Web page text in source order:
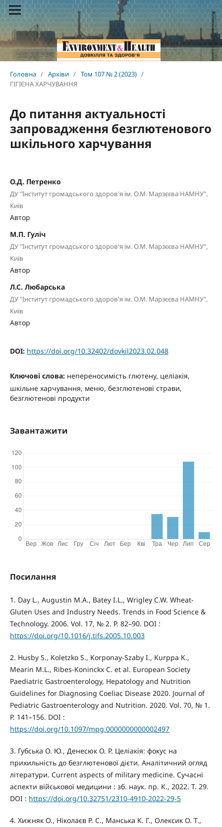
Головна / Архіви / Том 107 № 2 (2023) /
ГІГІЄНА ХАРЧУВАННЯ
До питання актуальності
запровадження безглютенового
шкільного харчування
О.Д. Петренко
ДУ "Інститут громадського здоров'я ім. О.М. Марзєєва НАМНУ",
Київ
Автор
М.П. Гуліч
ДУ "Інститут громадського здоров'я ім. О.М. Марзєєва НАМНУ",
Київ
Автор
Л.С. Любарська
ДУ "Інститут громадського здоров'я ім. О.М. Марзєєва НАМНУ",
Київ
Автор
DOI: https://doi.org/10.32402/dovkil2023.02.048
Ключові слова: непереносимість глютену, целіакія,
шкільне харчування, меню, безглютенові страви,
безглютенові продукти
Завантажити
Посилання
1. Day L., Augustin M.A., Batey I.L., Wrigley C.W. Wheat-
Gluten Uses and Industry Needs. Trends in Food Science &
Technology. 2006. Vol. 17, № 2. P. 82–90. DOI :
https://doi.org/10.1016/j.tifs.2005.10.003
2. Husby S., Koletzko S., Korponay-Szabу I., Kurppa K.,
Mearin M.L., Ribes-Koninckx C. et al. European Society
Paediatric Gastroenterology, Hepatology and Nutrition
Guidelines for Diagnosing Coeliac Disease 2020. Journal of
Pediatric Gastroenterology and Nutrition. 2020. Vol. 70, № 1.
P. 141–156. DOI :
https://doi.org/10.1097/mpg.0000000000002497
3. Губська О. Ю., Денесюк О. Р. Целіакія: фокус на
прихильність до безглютенової дієти. Аналітичний огляд
літератури. Current aspects of military medicine. Сучасні
аспекти військової медицини : зб. наук. пр. К., 2022. Т. 29.
DOI : https://doi.org/10.32751/2310-4910-2022-29-5
4. Хижняк О., Ніколаєв Р. С., Манська К. Г., Олексик О. Т.,